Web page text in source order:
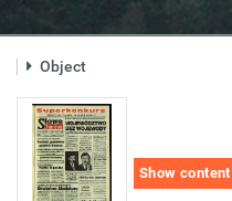
Object
Show content